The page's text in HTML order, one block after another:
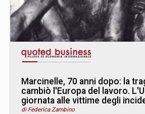
Marcinelle, 70 anni dopo: la
cambiò l'Europa del lavoro. L'
giornata alle vittime degli
di Federica Zambino